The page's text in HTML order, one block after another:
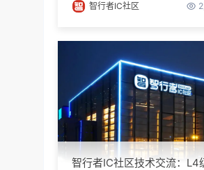
智行者IC社区
智行者IC社区技术交流：L4